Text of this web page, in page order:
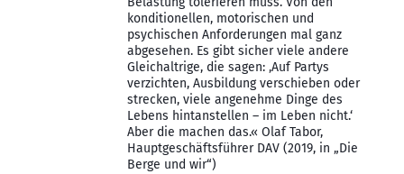
konditionellen, motorischen und
psychischen Anforderungen mal ganz
abgesehen. Es gibt sicher viele andere
Gleichaltrige, die sagen: ‚Auf Partys
verzichten, Ausbildung verschieben oder
strecken, viele angenehme Dinge des
Lebens hintanstellen – im Leben nicht.‘
Aber die machen das.« Olaf Tabor,
Hauptgeschäftsführer DAV (2019, in „Die
Berge und wir“)